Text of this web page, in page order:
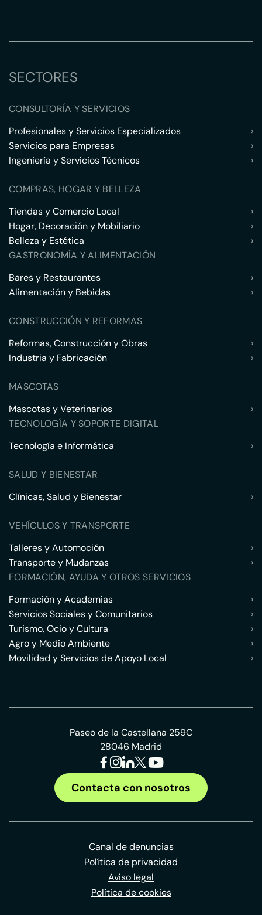
SECTORES
CONSULTORÍA Y SERVICIOS
Profesionales y Servicios Especializados
›
Servicios para Empresas
›
Ingeniería y Servicios Técnicos
›
COMPRAS, HOGAR Y BELLEZA
Tiendas y Comercio Local
›
Hogar, Decoración y Mobiliario
›
Belleza y Estética
›
GASTRONOMÍA Y ALIMENTACIÓN
Bares y Restaurantes
›
Alimentación y Bebidas
›
CONSTRUCCIÓN Y REFORMAS
Reformas, Construcción y Obras
›
Industria y Fabricación
›
MASCOTAS
Mascotas y Veterinarios
›
TECNOLOGÍA Y SOPORTE DIGITAL
Tecnología e Informática
›
SALUD Y BIENESTAR
Clínicas, Salud y Bienestar
›
VEHÍCULOS Y TRANSPORTE
Talleres y Automoción
›
Transporte y Mudanzas
›
FORMACIÓN, AYUDA Y OTROS SERVICIOS
Formación y Academias
›
Servicios Sociales y Comunitarios
›
Turismo, Ocio y Cultura
›
Agro y Medio Ambiente
›
Movilidad y Servicios de Apoyo Local
›
Paseo de la Castellana 259C
28046 Madrid
Contacta con nosotros
Canal de denuncias
Política de privacidad
Aviso legal
Política de cookies